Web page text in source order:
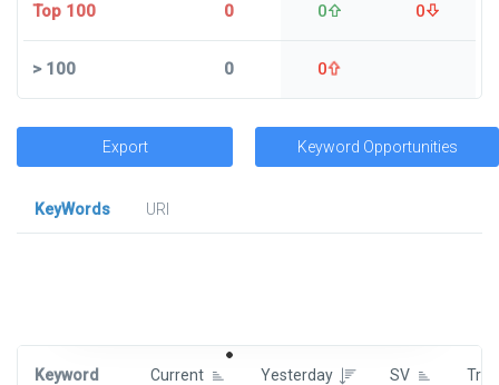
Top 100 0 0 0
>100 0 0
Export Keyword Opportunities
KeyWords
URl
Keyword Current Yesterday SV